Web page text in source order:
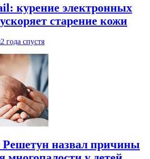
курение электронных
старение кожи
2 года спустя
Решетун назвал причины